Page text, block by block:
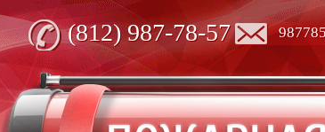
(812) 987-78-57